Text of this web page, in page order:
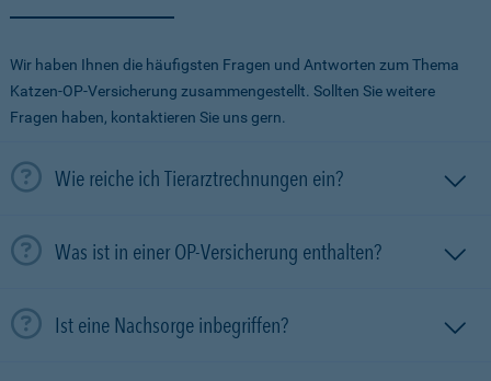
Wir haben Ihnen die häufigsten Fragen und Antworten zum Thema
Katzen-OP-Versicherung zusammengestellt. Sollten Sie weitere
Fragen haben, kontaktieren Sie uns gern.
Wie reiche ich Tierarztrechnungen ein?
Was ist in einer OP-Versicherung enthalten?
Ist eine Nachsorge inbegriffen?